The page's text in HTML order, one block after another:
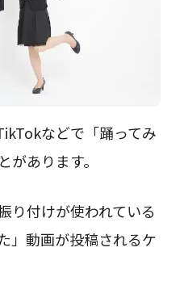
などで「踊ってみ
があります。
り付けが使われている
」動画が投稿されるケ